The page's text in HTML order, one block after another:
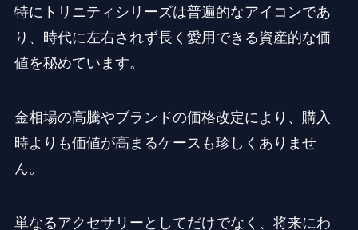
特にトリニティシリーズは普遍的なアイコンであ
り、時代に左右されず長く愛用できる資産的な価
値を秘めています。
金相場の高騰やブランドの価格改定により、購入
時よりも価値が高まるケースも珍しくありませ
ん。
単なるアクセサリーとしてだけでなく、将来にわ